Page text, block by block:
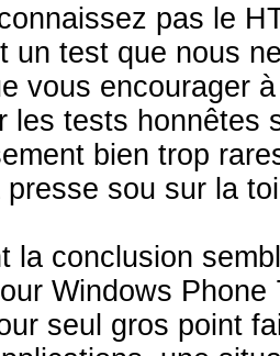
pas le
un test que nous
vous encourager
les tests honnêtes
bien trop
sou sur la
la conclusion
Windows Phone
seul gros point